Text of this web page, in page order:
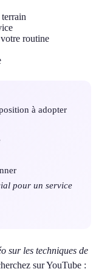
routine
à adopter
pour un service
sur les techniques de
sur YouTube :